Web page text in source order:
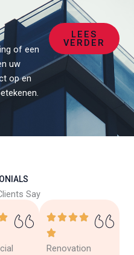
of een
uw
op en
LEES
VERDER
Say
Renovation